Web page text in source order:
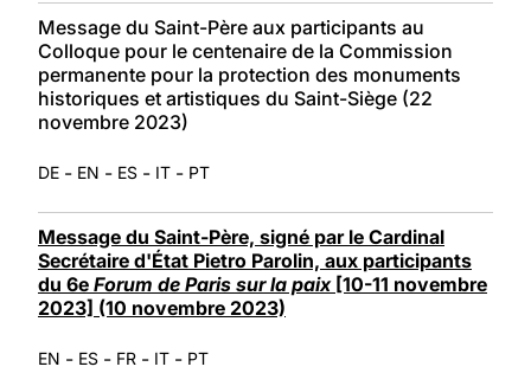
Message du Saint-Père aux participants au
Colloque pour le centenaire de la Commission
permanente pour la protection des monuments
historiques et artistiques du Saint-Siège (22
novembre 2023)
DE - EN - ES - IT - PT
Message du Saint-Père, signé par le Cardinal
Secrétaire d'État Pietro Parolin, aux participants
du 6e Forum de Paris sur la paix[10-11 novembre
2023] (10 novembre 2023)
EN - ES - FR - IT - PT